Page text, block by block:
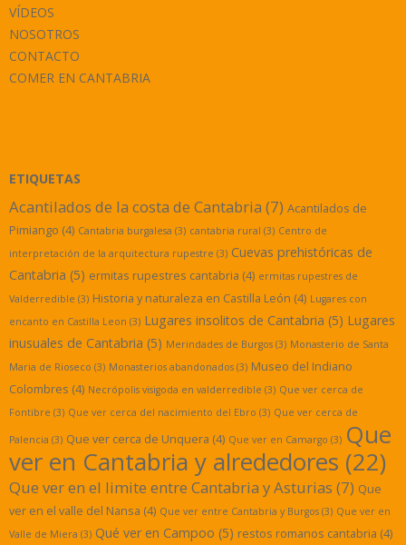
VÍDEOS
NOSOTROS
CONTACTO
COMER EN CANTABRIA
ETIQUETAS
Acantilados de la costa de Cantabria (7) Acantilados de
Pimiango (4) Cantabria burgalesa (3) cantabria rural (3) Centro de
interpretación de la arquitectura rupestre (3) Cuevas prehistóricas de
Cantabria (5) ermitas rupestres cantabria (4) ermitas rupestres de
Valderredible (3) Historia y naturaleza en Castilla León (4) Lugares con
encanto en Castilla Leon (3) Lugares insolitos de Cantabria (5) Lugares
inusuales de Cantabria (5) Merindades de Burgos (3) Monasterio de Santa
Maria de Rioseco (3) Monasterios abandonados (3) Museo del Indiano
Colombres (4) Necrópolis visigoda en valderredible (3) Que ver cerca de
Fontibre (3) Que ver cerca del nacimiento del Ebro (3) Que ver cerca de
Palencia (3) Que ver cerca de Unquera (4) Que ver en Camargo (3) Que
ver en Cantabria y alrededores (22)
Que ver en el limite entre Cantabria y Asturias (7) Que
ver en el valle del Nansa (4) Que ver entre Cantabria y Burgos (3) Que ver en
Valle de Miera (3) Qué ver en Campoo (5) restos romanos cantabria (4)